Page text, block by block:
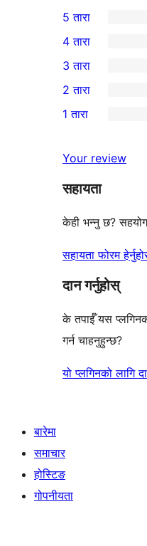
1
5-
तारा
समीक्षा
5 तारा
4-
तारा
समीक्षाहरू
4 तारा
0
3-
तारा
3 तारा
2-
समीक्षाहरू
2 तारा
तारा
समीक्षाहरू
1 तारा
Your review
सहायता
केही भन्नु छ? सहयोग
सहायता फोरम
दान गर्नुहोस्
के तपाईँ यस
गर्न चाहनुहुन्छ?
यो प्लगिनको लागि
बारेमा
समाचार
होस्टिङ
गोपनीयता